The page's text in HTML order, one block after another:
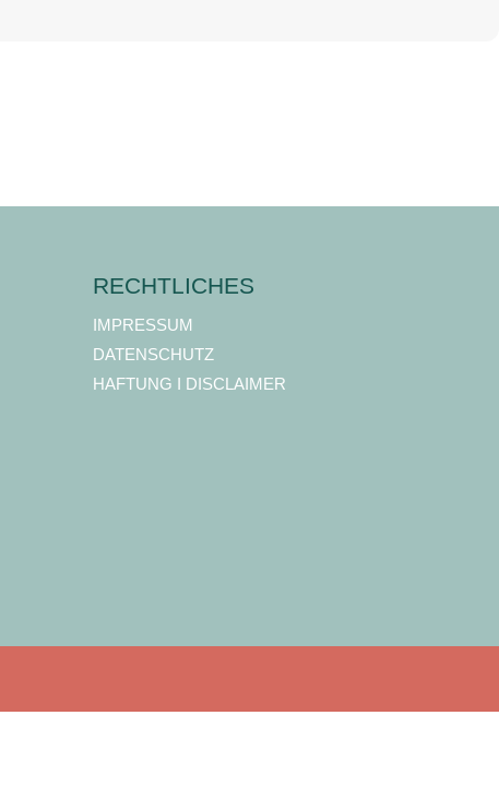
RECHTLICHES
IMPRESSUM
DATENSCHUTZ
HAFTUNG I DISCLAIMER